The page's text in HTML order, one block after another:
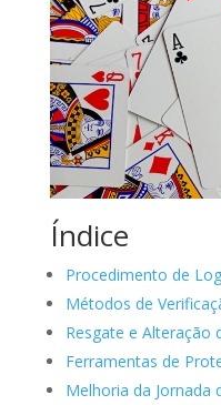
Índice
Procedimento de
Métodos de
Resgate e Alteração
Ferramentas de
Melhoria da Jornada